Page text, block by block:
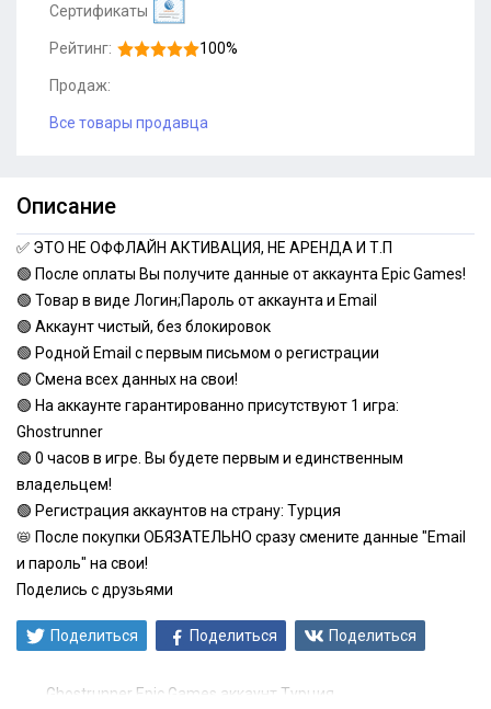
Сертификаты
Рейтинг: 100%
Продаж:
Все товары продавца
Описание
✅ ЭТО НЕ ОФФЛАЙН АКТИВАЦИЯ, НЕ АРЕНДА И Т.П
🟢 После оплаты Вы получите данные от аккаунта Epic Games!
🟢 Товар в виде Логин;Пароль от аккаунта и Email
🟢 Аккаунт чистый, без блокировок
🟢 Родной Email с первым письмом о регистрации
🟢 Смена всех данных на свои!
🟢 На аккаунте гарантированно присутствуют 1 игра:
Ghostrunner
🟢 0 часов в игре. Вы будете первым и единственным
владельцем!
🟢 Регистрация аккаунтов на страну: Турция
📛 После покупки ОБЯЗАТЕЛЬНО сразу смените данные "Email
и пароль" на свои!
Поделись с друзьями
Поделиться Поделиться Поделиться
Ghostrunner Epic Games аккаунт Турция